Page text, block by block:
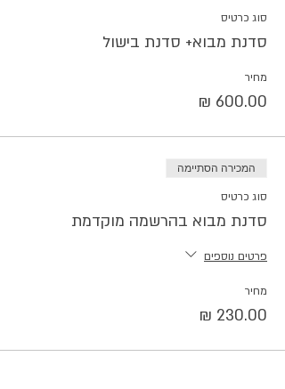
סוג כרטיס
סדנת מבוא+ סדנת בישול
מחיר
המכירה הסתיימה
סוג כרטיס
סדנת מבוא בהרשמה מוקדמת
פרטים נוספים
מחיר